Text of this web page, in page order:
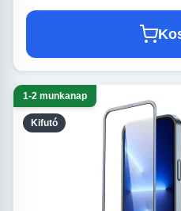
Kifutó
1-2 munkanap